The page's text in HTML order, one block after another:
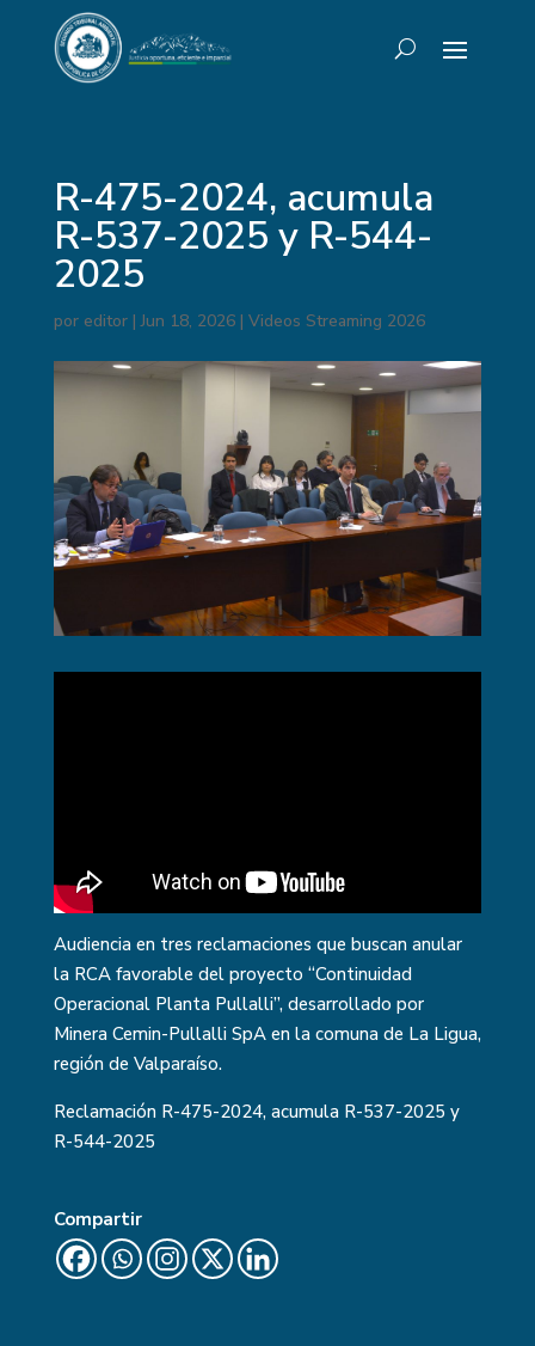
R-475-2024, acumula
R-537-2025 y R-544-
2025
por editor|Jun 18, 2026| Videos Streaming 2026
Audiencia en tres reclamaciones que buscan anular
la RCA favorable del proyecto “Continuidad
Operacional Planta Pullalli”, desarrollado por
Minera Cemin-Pullalli SpA en la comuna de La Ligua,
región de Valparaíso.
Reclamación R-475-2024, acumula R-537-2025 y
R-544-2025
Compartir